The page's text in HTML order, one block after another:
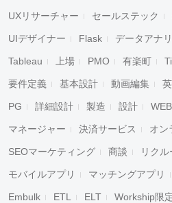
UXリサーチャー セールステック
UIデザイナー Flask データアナ
Tableau 上場 PMO 有楽町
要件定義 基本設計 動画編集
PG 詳細設計 製造 設計
マネージャー 決済サービス オン
SEOマーケティング 商談 リク
モバイルアプリ マッチングアプリ
Embulk ETL ELT Workship限